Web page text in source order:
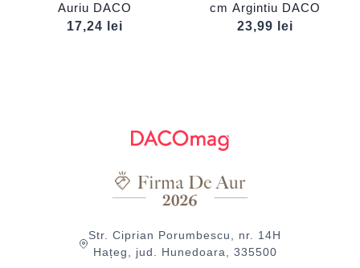
Auriu DACO
17,24
lei
cm Argintiu DACO
23,99
lei
Str. Ciprian Porumbescu, nr. 14H
Hațeg, jud. Hunedoara, 335500